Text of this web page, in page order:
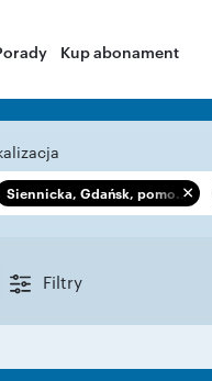
Kup abonament
Siennicka, Gdańsk, pomo...
Filtry